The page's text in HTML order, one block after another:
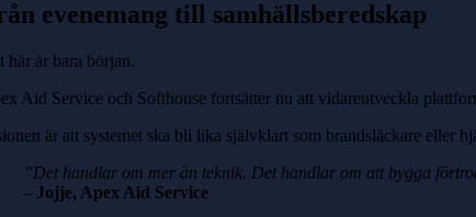
evenemang till samhällsberedskap
här är bara början.
Aid Service och Softhouse fortsätter nu att vidareutveckla
är att systemet ska bli lika självklart som brandsläckare eller
”Det handlar om mer än teknik. Det handlar om att bygga
– Jojje, Apex Aid Service